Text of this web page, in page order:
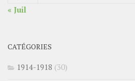
« Juil
CATÉGORIES
1914-1918 (30)